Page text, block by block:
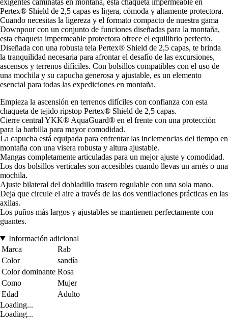
Pertex® Shield de 2,5 capas es ligera, cómoda y altamente protectora.
Cuando necesitas la ligereza y el formato compacto de nuestra gama
Downpour con un conjunto de funciones diseñadas para la montaña,
esta chaqueta impermeable protectora ofrece el equilibrio perfecto.
Diseñada con una robusta tela Pertex® Shield de 2,5 capas, te brinda
la tranquilidad necesaria para afrontar el desafío de las excursiones,
ascensos y terrenos difíciles. Con bolsillos compatibles con el uso de
una mochila y su capucha generosa y ajustable, es un elemento
esencial para todas las expediciones en montaña.
Empieza la ascensión en terrenos difíciles con confianza con esta
chaqueta de tejido ripstop Pertex® Shield de 2,5 capas.
Cierre central YKK® AquaGuard® en el frente con una protección
para la barbilla para mayor comodidad.
La capucha está equipada para enfrentar las inclemencias del tiempo en
montaña con una visera robusta y altura ajustable.
Mangas completamente articuladas para un mejor ajuste y comodidad.
Los dos bolsillos verticales son accesibles cuando llevas un arnés o una
mochila.
Ajuste bilateral del dobladillo trasero regulable con una sola mano.
Deja que circule el aire a través de las dos ventilaciones prácticas en las
axilas.
Los puños más largos y ajustables se mantienen perfectamente con
guantes.
Información adicional
Marca
Rab
Color
sandía
Color dominante Rosa
Como
Mujer
Edad
Adulto
Loading...
Loading...